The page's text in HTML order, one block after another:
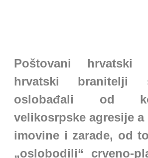
Poštovani hrvatski
hrvatski branitelji
oslobađali od
velikosrpske agresije a
imovine i zarade, od
„oslobodili“ crveno-